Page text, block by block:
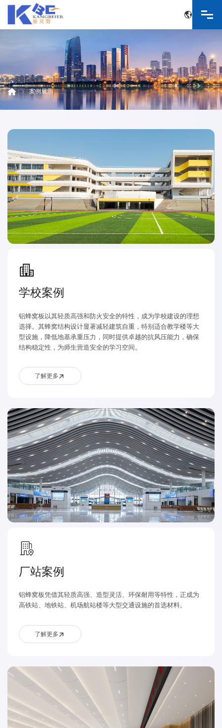
English
案例展示
学校案例
铝蜂窝板以其轻质高强和防火安全的特性，成为学校建设的理想
选择。其蜂窝结构设计显著减轻建筑自重，特别适合教学楼等大
型设施，降低地基承重压力，同时提供卓越的抗风压能力，确保
结构稳定性，为师生营造安全的学习空间。
了解更多
厂站案例
铝蜂窝板凭借其轻质高强、造型灵活、环保耐用等特性，正成为
高铁站、地铁站、机场航站楼等大型交通设施的首选材料。
了解更多